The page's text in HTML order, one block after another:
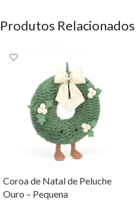
Produtos Relacionados
Coroa de Natal de Peluche
Ouro – Pequena